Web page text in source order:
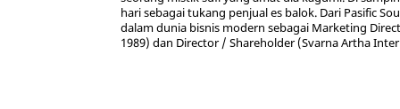
hari sebagai tukang penjual es balok. Dari Pasific
dalam dunia bisnis modern sebagai Marketing
1989) dan Director / Shareholder (Svarna Artha